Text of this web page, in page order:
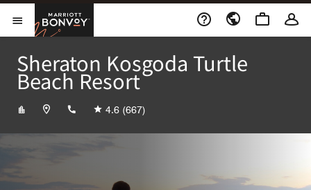
Skip to Content
メニューを開く
Marriott Bonvoy
Sheraton Kosgoda Turtle
Beach Resort
+94917600100
4.6 (667)